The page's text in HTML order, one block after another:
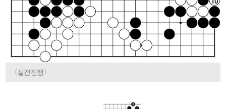
〈실전진행〉